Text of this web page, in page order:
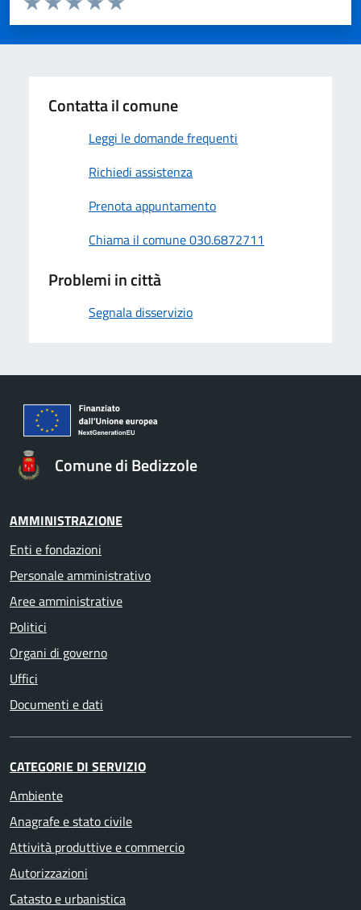
Valuta 5 stelle su 5
Valuta 4 stelle su 5
Valuta 3 stelle su 5
Valuta 2 stelle su 5
Valuta 1 stelle su 5
Contatta il comune
Leggi le domande frequenti
Richiedi assistenza
Prenota appuntamento
Chiama il comune 030.6872711
Problemi in città
Segnala disservizio
Comune di Bedizzole
AMMINISTRAZIONE
Enti e fondazioni
Personale amministrativo
Aree amministrative
Politici
Organi di governo
Uffici
Documenti e dati
CATEGORIE DI SERVIZIO
Ambiente
Anagrafe e stato civile
Attività produttive e commercio
Autorizzazioni
Catasto e urbanistica